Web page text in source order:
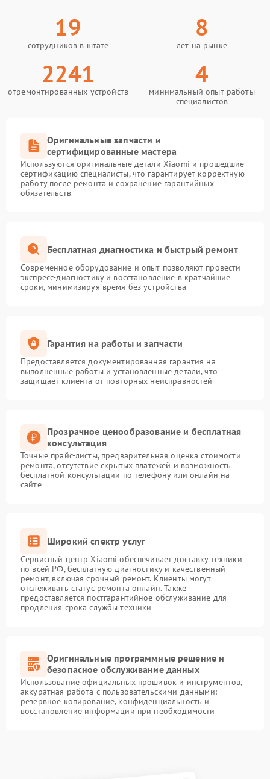
19
сотрудников в штате
8
лет на рынке
2241
отремонтированных устройств
4
минимальный опыт работы
специалистов
Оригинальные запчасти и
сертифицированные мастера
Используются оригинальные детали Xiaomi и прошедшие
сертификацию специалисты, что гарантирует корректную
работу после ремонта и сохранение гарантийных
обязательств
Бесплатная диагностика и быстрый ремонт
Современное оборудование и опыт позволяют провести
экспресс-диагностику и восстановление в кратчайшие
сроки, минимизируя время без устройства
Гарантия на работы и запчасти
Предоставляется документированная гарантия на
выполненные работы и установленные детали, что
защищает клиента от повторных неисправностей
Прозрачное ценообразование и бесплатная
консультация
Точные прайс-листы, предварительная оценка стоимости
ремонта, отсутствие скрытых платежей и возможность
бесплатной консультации по телефону или онлайн на
сайте
Широкий спектр услуг
Сервисный центр Xiaomi обеспечивает доставку техники
по всей РФ, бесплатную диагностику и качественный
ремонт, включая срочный ремонт. Клиенты могут
отслеживать статус ремонта онлайн. Также
предоставляется постгарантийное обслуживание для
продления срока службы техники
Оригинальные программные решение и
безопасное обслуживание данных
Использование официальных прошивок и инструментов,
аккуратная работа с пользовательскими данными:
резервное копирование, конфиденциальность и
восстановление информации при необходимости